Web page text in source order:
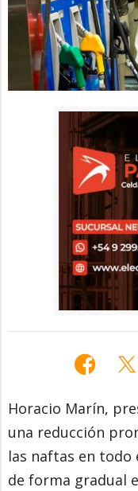
Horacio Marín,
una reducción
las naftas en todo
de forma gradual